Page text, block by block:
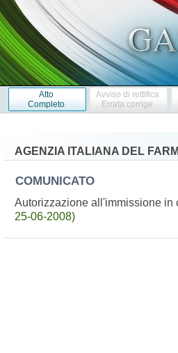
Atto
Completo
Avviso di rettifica
Errata corrige
AGENZIA ITALIANA DEL
COMUNICATO
Autorizzazione all'immissione
25-06-2008)